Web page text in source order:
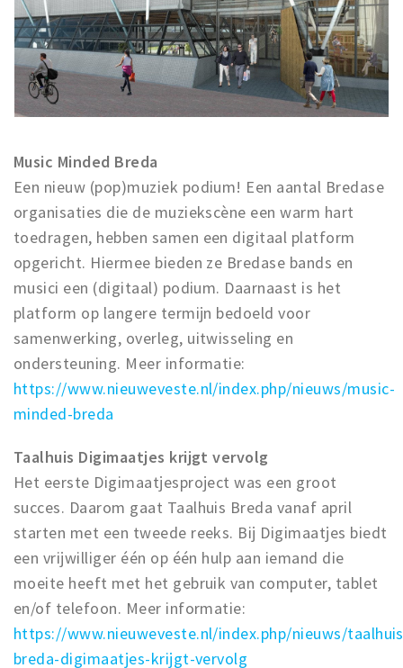
Music Minded Breda
Een nieuw (pop)muziek podium! Een aantal Bredase
organisaties die de muziekscène een warm hart
toedragen, hebben samen een digitaal platform
opgericht. Hiermee bieden ze Bredase bands en
musici een (digitaal) podium. Daarnaast is het
platform op langere termijn bedoeld voor
samenwerking, overleg, uitwisseling en
ondersteuning. Meer informatie:
https://www.nieuweveste.nl/index.php/nieuws/music-
minded-breda
Taalhuis Digimaatjes krijgt vervolg
Het eerste Digimaatjesproject was een groot
succes. Daarom gaat Taalhuis Breda vanaf april
starten met een tweede reeks. Bij Digimaatjes biedt
een vrijwilliger één op één hulp aan iemand die
moeite heeft met het gebruik van computer, tablet
en/of telefoon. Meer informatie:
https://www.nieuweveste.nl/index.php/nieuws/
breda-digimaatjes-krijgt-vervolg